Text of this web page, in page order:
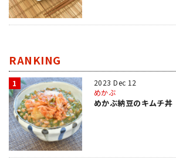
RANKING
1
2023 Dec 12
めかぶ
めかぶ納豆のキムチ丼